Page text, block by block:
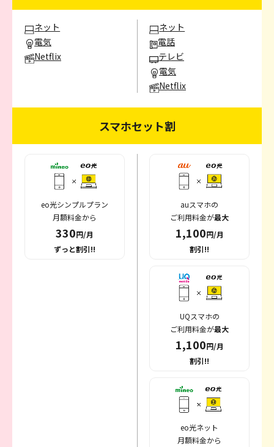
ネット
電気
Netflix
ネット
電話
テレビ
電気
Netflix
スマホセット割
eo光シンプルプラン
月額料金から
330円/月
ずっと割引!!
auスマホの
ご利用料金が最大
1,100円/月
割引!!
UQスマホの
ご利用料金が最大
1,100円/月
割引!!
eo光ネット
月額料金から